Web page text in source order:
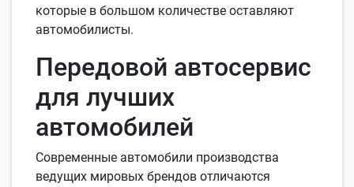
которые в большом количестве оставляют
автомобилисты.
Передовой автосервис
для лучших
автомобилей
Современные автомобили производства
ведущих мировых брендов отличаются